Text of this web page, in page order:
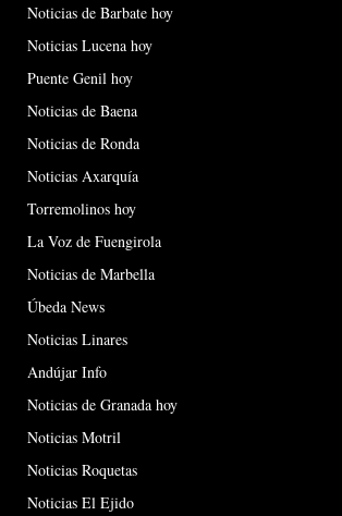
Noticias de Barbate hoy
Noticias Lucena hoy
Puente Genil hoy
Noticias de Baena
Noticias de Ronda
Noticias Axarquía
Torremolinos hoy
La Voz de Fuengirola
Noticias de Marbella
Úbeda News
Noticias Linares
Andújar Info
Noticias de Granada hoy
Noticias Motril
Noticias Roquetas
Noticias El Ejido